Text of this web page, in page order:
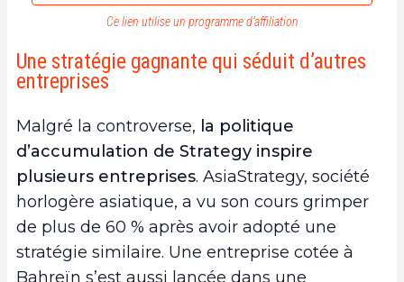
Ce lien utilise un programme d’affiliation
Une stratégie gagnante qui séduit d’autres
entreprises
Malgré la controverse, la politique
d’accumulation de Strategy inspire
plusieurs entreprises. AsiaStrategy, société
horlogère asiatique, a vu son cours grimper
de plus de 60 % après avoir adopté une
stratégie similaire. Une entreprise cotée à
Bahreïn s’est aussi lancée dans une